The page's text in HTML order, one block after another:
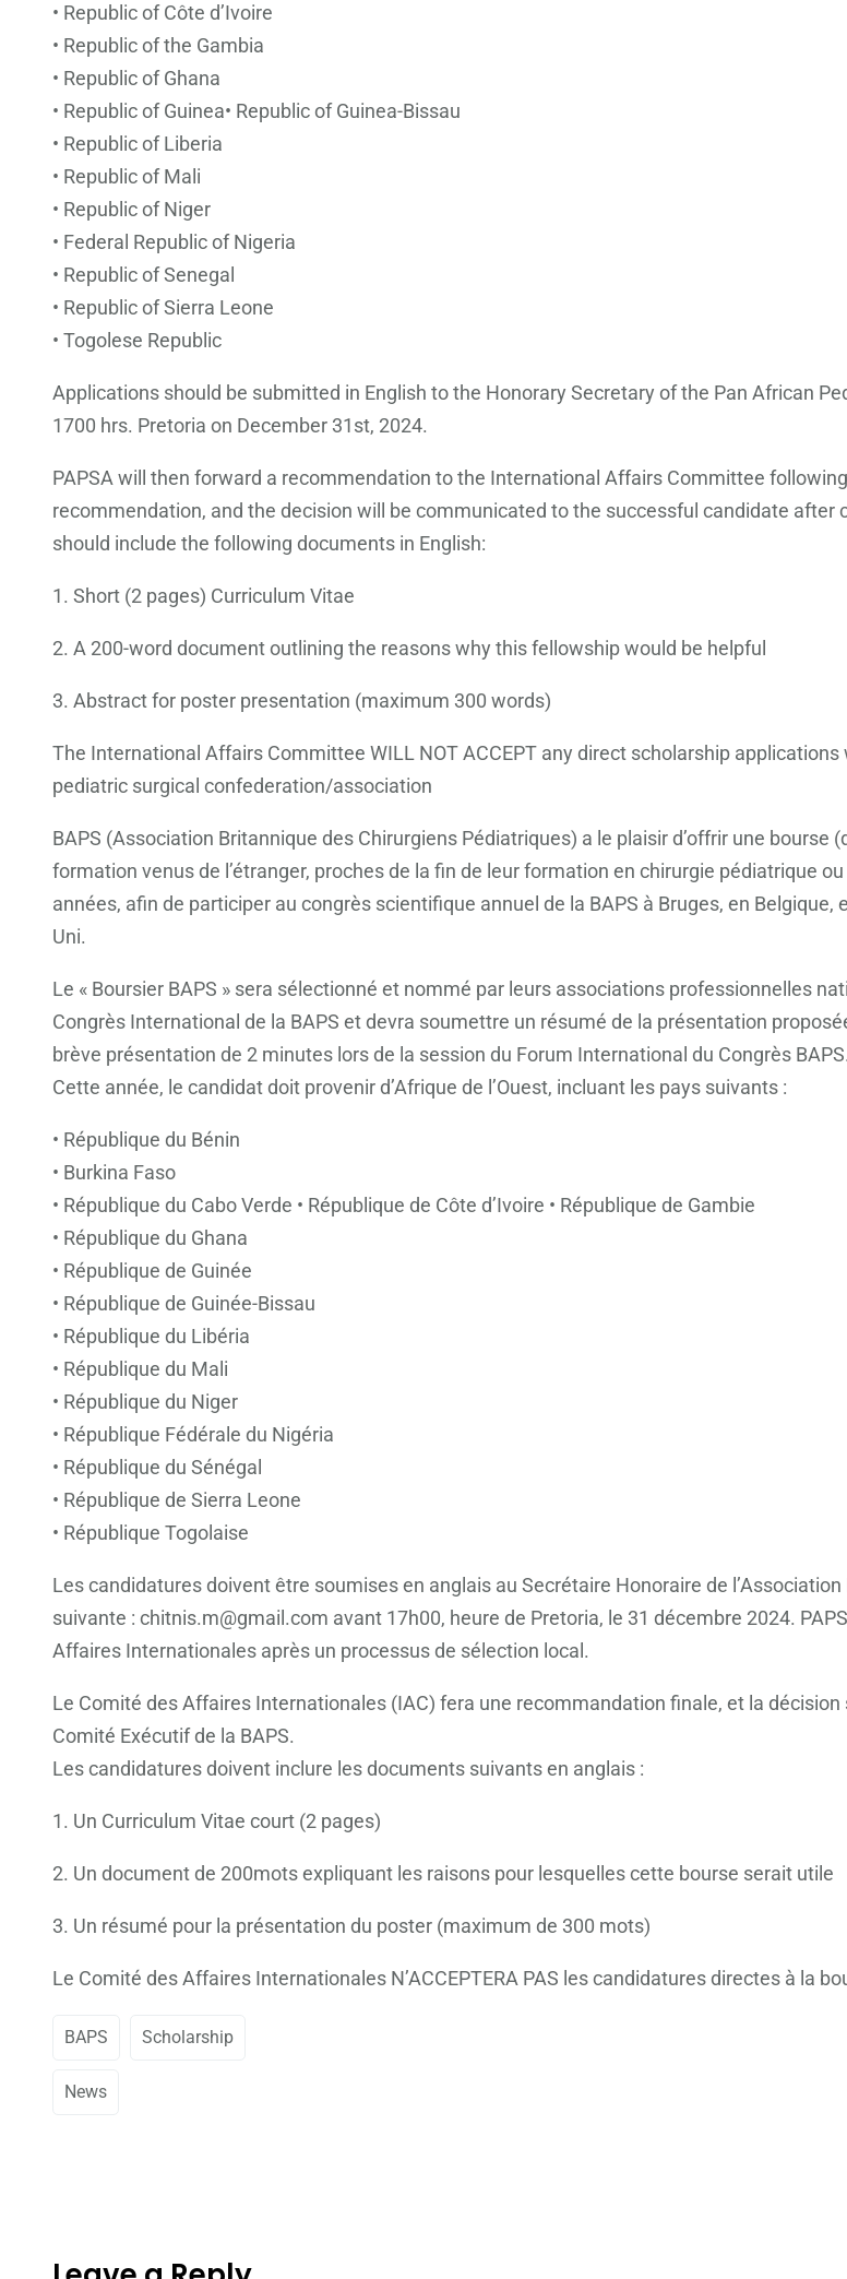
• Republic of Côte d’Ivoire
• Republic of the Gambia
• Republic of Ghana
• Republic of Guinea• Republic of Guinea-Bissau
• Republic of Liberia
• Republic of Mali
• Republic of Niger
• Federal Republic of Nigeria
• Republic of Senegal
• Republic of Sierra Leone
• Togolese Republic
Applications should be submitted in English to the Honorary Secretary of the Pan African
1700 hrs. Pretoria on December 31st, 2024.
PAPSA will then forward a recommendation to the International Affairs Committee
recommendation, and the decision will be communicated to the successful candidate
should include the following documents in English:
1. Short (2 pages) Curriculum Vitae
2. A 200-word document outlining the reasons why this fellowship would be helpful
3. Abstract for poster presentation (maximum 300 words)
The International Affairs Committee WILL NOT ACCEPT any direct scholarship
pediatric surgical confederation/association
BAPS (Association Britannique des Chirurgiens Pédiatriques) a le plaisir d’offrir une
formation venus de l’étranger, proches de la fin de leur formation en chirurgie pédiatrique
années, afin de participer au congrès scientifique annuel de la BAPS à Bruges, en
Uni.
Le « Boursier BAPS » sera sélectionné et nommé par leurs associations professionnelles
Congrès International de la BAPS et devra soumettre un résumé de la présentation
brève présentation de 2 minutes lors de la session du Forum International du Congrès BAPS.
Cette année, le candidat doit provenir d’Afrique de l’Ouest, incluant les pays suivants :
• République du Bénin
• Burkina Faso
• République du Cabo Verde • République de Côte d’Ivoire • République de Gambie
• République du Ghana
• République de Guinée
• République de Guinée-Bissau
• République du Libéria
• République du Mali
• République du Niger
• République Fédérale du Nigéria
• République du Sénégal
• République de Sierra Leone
• République Togolaise
Les candidatures doivent être soumises en anglais au Secrétaire Honoraire de
suivante : chitnis.m@gmail.com avant 17h00, heure de Pretoria, le 31 décembre 2024.
Affaires Internationales après un processus de sélection local.
Le Comité des Affaires Internationales (IAC) fera une recommandation finale, et la
Comité Exécutif de la BAPS.
Les candidatures doivent inclure les documents suivants en anglais :
1. Un Curriculum Vitae court (2 pages)
2. Un document de 200mots expliquant les raisons pour lesquelles cette bourse serait utile
3. Un résumé pour la présentation du poster (maximum de 300 mots)
Le Comité des Affaires Internationales N’ACCEPTERA PAS les candidatures directes à la
BAPS Scholarship
News